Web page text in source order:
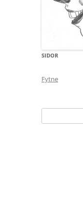
SIDOR
Fytne
efter: